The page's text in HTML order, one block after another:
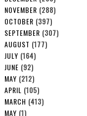
NOVEMBER (288)
OCTOBER (397)
SEPTEMBER (307)
AUGUST (177)
JULY (164)
JUNE (92)
MAY (212)
APRIL (105)
MARCH (413)
MAY (1)